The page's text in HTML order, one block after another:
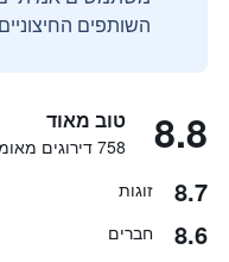
השותפים
8.8 טוב מאוד
758 דירוגים מאומתים
8.7 זוגות
8.6 חברים